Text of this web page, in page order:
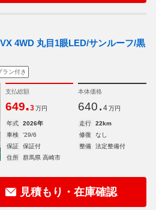
4WD 丸目1眼LED/サンルーフ/黒
ラン付き
支払総額
649.3 万円
本体価格
640. 4 万円
年式 2026年 走行
22km
車検
'29/6 修復
なし
保証
保証付 整備
法定整備付
住所
群馬県 高崎市
見積もり・在庫確認